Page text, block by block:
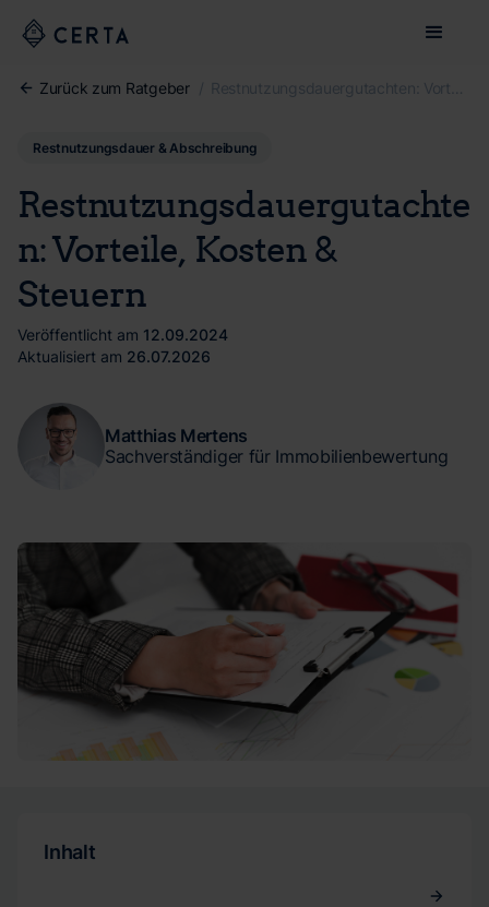
Zurück zum Ratgeber /
Restnutzungsdauer & Abschreibung
Restnutzungsdauergutachte
n: Vorteile, Kosten &
Steuern
Veröffentlicht am 12.09.2024
Aktualisiert am 26.07.2026
Matthias Mertens
Sachverständiger für Immobilienbewertung
Inhalt